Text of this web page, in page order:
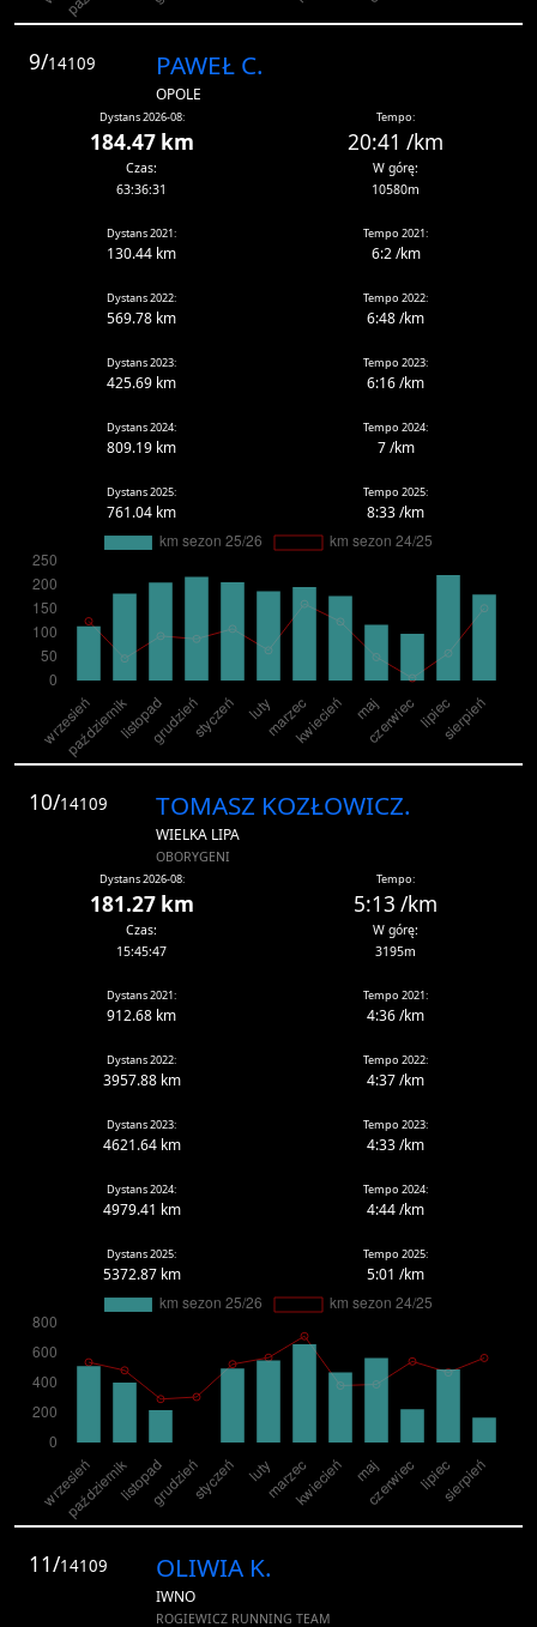
9/14109 PAWEŁ C.
OPOLE
Dystans 2026-08:
184.47 km
Tempo:
20:41 /km
Czas:
63:36:31
W górę:
10580m
Dystans 2021:
130.44 km
Tempo 2021:
6:2 /km
Dystans 2022:
569.78 km
Tempo 2022:
6:48 /km
Dystans 2023:
425.69 km
Tempo 2023:
6:16 /km
Dystans 2024:
809.19 km
Tempo 2024:
7 /km
Dystans 2025:
761.04 km
Tempo 2025:
8:33 /km
10/14109 TOMASZ KOZŁOWICZ.
WIELKA LIPA
OBORYGENI
Dystans 2026-08:
181.27 km
Tempo:
5:13 /km
Czas:
15:45:47
W górę:
3195m
Dystans 2021:
912.68 km
Tempo 2021:
4:36 /km
Dystans 2022:
3957.88 km
Tempo 2022:
4:37 /km
Dystans 2023:
4621.64 km
Tempo 2023:
4:33 /km
Dystans 2024:
4979.41 km
Tempo 2024:
4:44 /km
Dystans 2025:
5372.87 km
Tempo 2025:
5:01 /km
11/14109 OLIWIA K.
IWNO
ROGIEWICZ RUNNING TEAM